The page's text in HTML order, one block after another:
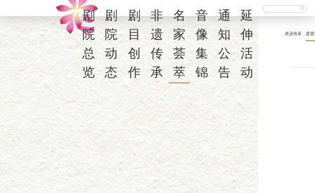
剧
院
总
览
剧
院
动
态
剧
目
创
作
非
遗
传
承
名
家
荟
萃
音
像
集
锦
通
知
公
告
延
伸
活
动
表演传承 星星